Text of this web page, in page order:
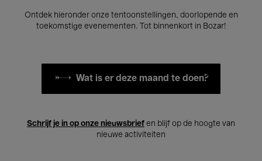
Ontdek hieronder onze tentoonstellingen, doorlopende en
toekomstige evenementen. Tot binnenkort in Bozar!
Wat is er deze maand te doen?
Schrijf je in op onze nieuwsbrief en blijf op de hoogte van
nieuwe activiteiten